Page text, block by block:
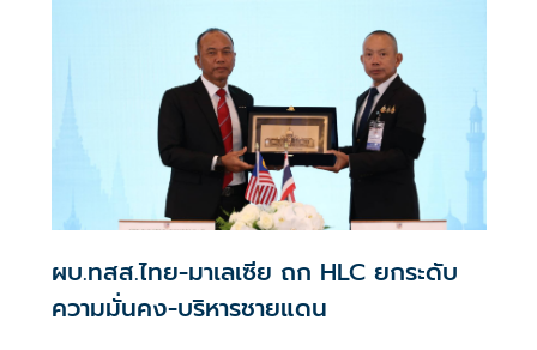
ผบ.ทสส.ไทย-มาเลเซีย ถก HLC ยกระดับ
ความมั่นคง-บริหารชายแดน